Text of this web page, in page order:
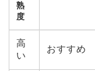
熟
度
高
い
おすすめ